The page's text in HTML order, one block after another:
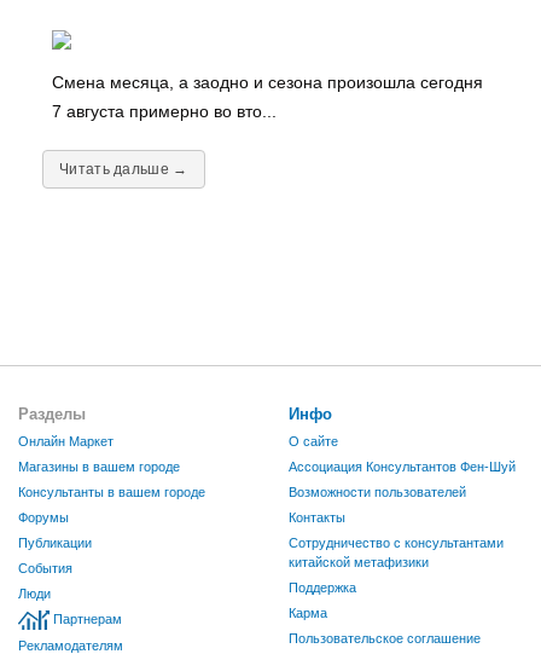
Смена месяца, а заодно и сезона произошла сегодня
7 августа примерно во вто...
Читать дальше →
Разделы
Онлайн Маркет
Магазины в вашем городе
Консультанты в вашем городе
Форумы
Публикации
События
Люди
Партнерам
Рекламодателям
Инфо
О сайте
Ассоциация Консультантов Фен-Шуй
Возможности пользователей
Контакты
Сотрудничество с консультантами
китайской метафизики
Поддержка
Карма
Пользовательское соглашение